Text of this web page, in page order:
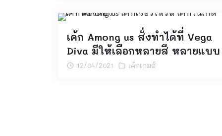
เค้ก Among us สั่งทำได้ที่ Vega
Diva มีให้เลือกหลายสี หลายแบบ
12/04/2021 เค้กเกมส์